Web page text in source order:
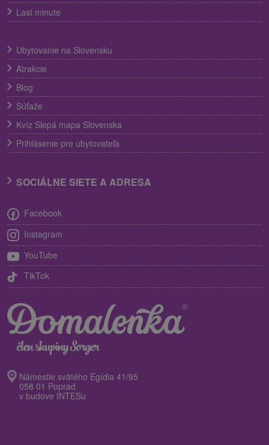
Last minute
Ubytovanie na Slovensku
Atrakcie
Blog
Súťaže
Kvíz Slepá mapa Slovenska
Prihlásenie pre ubytovateľa
SOCIÁLNE SIETE A ADRESA
Facebook
Instagram
YouTube
TikTok
Námestie svätého Egídia 41/95
058 01 Poprad
v budove INTESu